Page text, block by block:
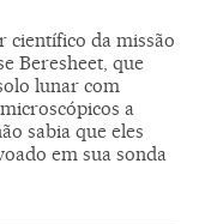
científico da missão
Beresheet, que
lunar com
a
sabia que eles
em sua sonda